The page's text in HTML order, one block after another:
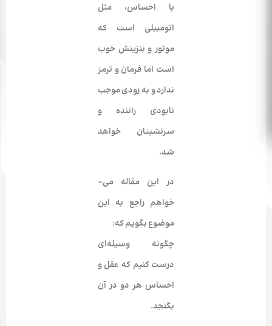
با احساس، مثل
اتومبیلی است که
موتور و بنزینش خوب
است اما فرمان و ترمز
ندارد و به زودی موجب
نابودی راننده و
سرنشینان خواهد
شد.
در این مقاله می‌­
خواهم راجع به این
موضوع بگویم که:
چگونه وسیله‌ا­ی
درست کنیم که عقل و
احساس هر دو در آن
بگنجد.